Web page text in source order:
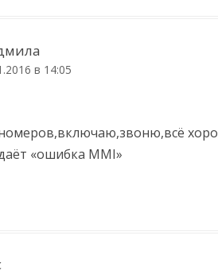
в 14:05
«ошибка MMI»